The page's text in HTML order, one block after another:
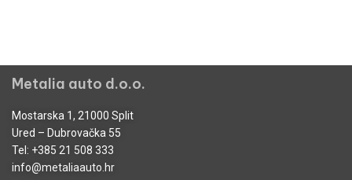
Metalia auto d.o.o.
Mostarska 1, 21000 Split
Ured – Dubrovačka 55
Tel: +385 21 508 333
info@metaliaauto.hr